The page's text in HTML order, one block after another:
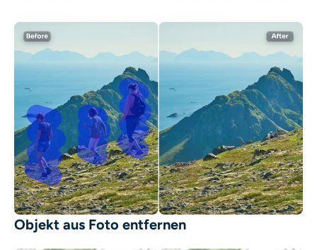
Objekt aus Foto entfernen